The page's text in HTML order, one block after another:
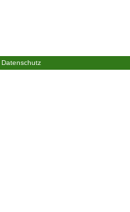
Datenschutz